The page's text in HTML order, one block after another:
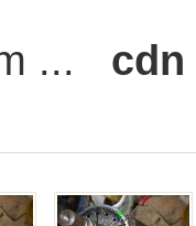
... cdn